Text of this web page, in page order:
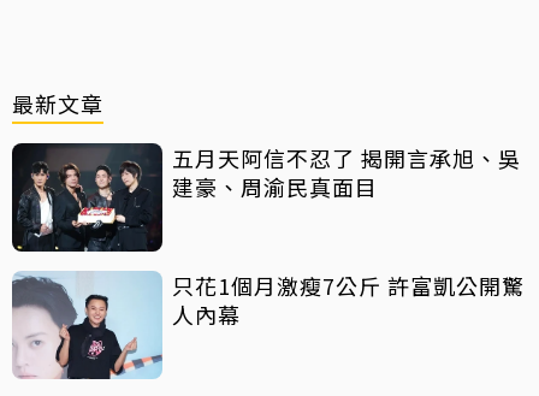
最新文章
五月天阿信不忍了 揭開言承旭、吳
建豪、周渝民真面目
只花1個月激瘦7公斤 許富凱公開驚
人內幕